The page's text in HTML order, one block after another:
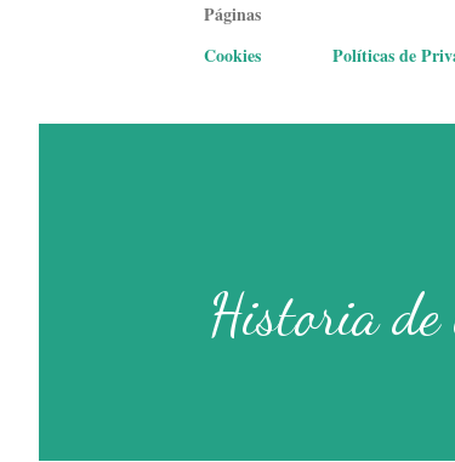
Páginas
Cookies
Políticas de
Historia